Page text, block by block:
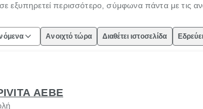
εξυπηρετεί περισσότερο, σύμφωνα πάντα με τις
Ανοιχτό τώρα Διαθέτει ιστοσελίδα
ΑΕΒΕ